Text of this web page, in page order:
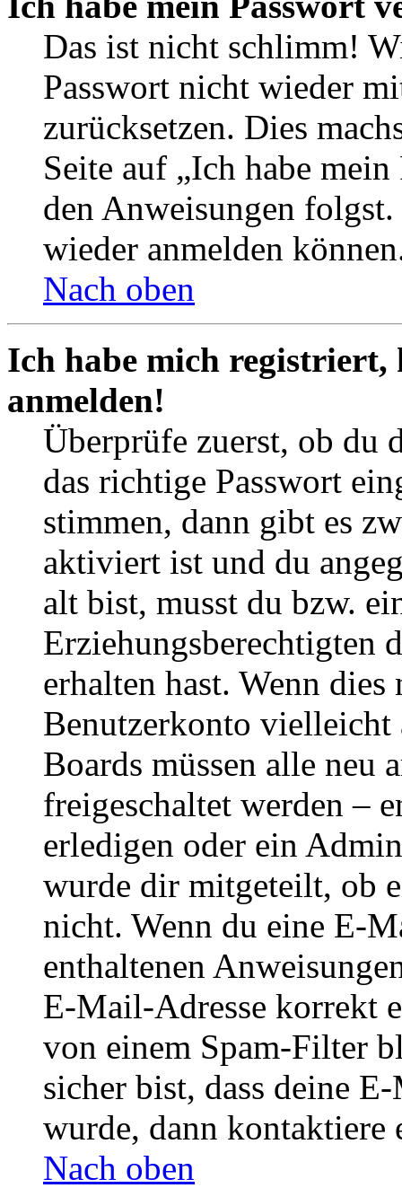
Das ist nicht schlimm!
Passwort nicht wieder
zurücksetzen. Dies
Seite auf „Ich habe
den Anweisungen
wieder anmelden
Nach oben
Ich habe mich
anmelden!
Überprüfe zuerst, ob du
das richtige Passwort
stimmen, dann gibt es
aktiviert ist und du
alt bist, musst du bzw.
Erziehungsberechtigten
erhalten hast. Wenn
Benutzerkonto
Boards müssen alle neu
freigeschaltet werden –
erledigen oder ein
wurde dir mitgeteilt, ob
nicht. Wenn du eine E-
enthaltenen
E-Mail-Adresse korrekt
von einem Spam-Filter
sicher bist, dass deine
wurde, dann kontaktiere
Nach oben